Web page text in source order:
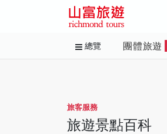
總覽 團體旅遊
旅客服務
旅遊景點百科